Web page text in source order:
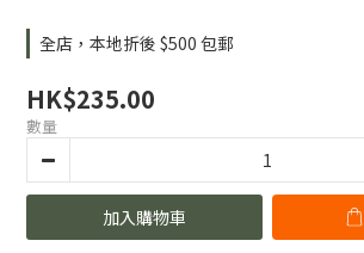
全店，本地折後 $500 包郵
HK$235.00
數量
加入購物車